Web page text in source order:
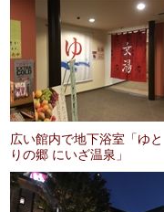
広い館内で地下浴室「ゆと
りの郷 にいざ温泉」